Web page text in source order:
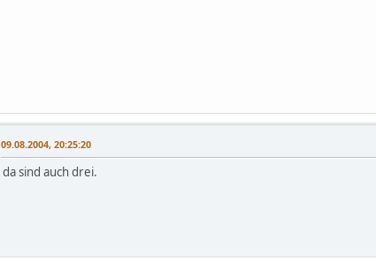
09.08.2004, 20:25:20
da sind auch drei.